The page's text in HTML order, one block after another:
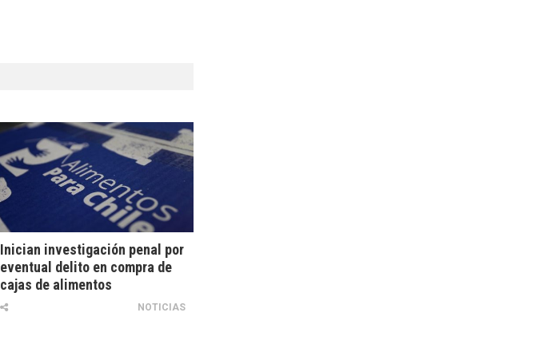
Inician investigación penal por
eventual delito en compra de
cajas de alimentos
NOTICIAS